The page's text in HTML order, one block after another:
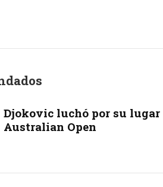
Djokovic luchó por su
Australian Open